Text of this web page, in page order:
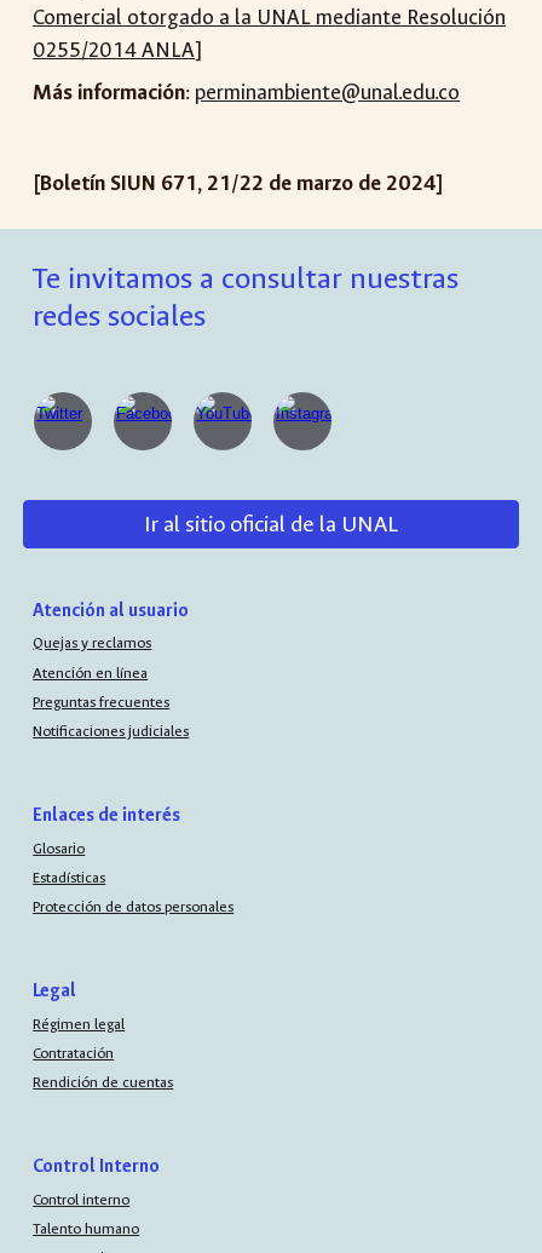
Comercial otorgado a la UNAL mediante Resolución
0255/2014 ANLA]
Más información: perminambiente@unal.edu.co
[Boletín SIUN 671, 21/22 de marzo de 2024]
Te invitamos a consultar nuestras
redes sociales
Ir al sitio oficial de la UNAL
Atención al usuario
Quejas y reclamos
Atención en línea
Preguntas frecuentes
Notificaciones judiciales
Enlaces de interés
Glosario
Estadísticas
Protección de datos personales
Legal
Régimen legal
Contratación
Rendición de cuentas
Control Interno
Control interno
Talento humano